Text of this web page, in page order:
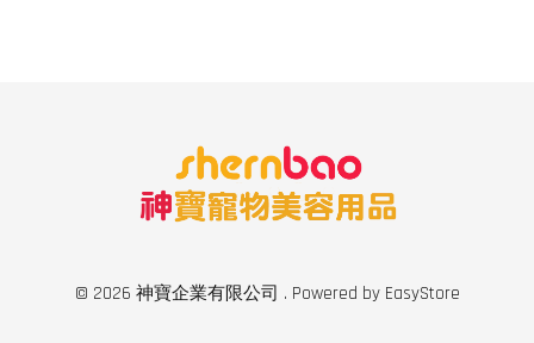
© 2026 神寶企業有限公司 . Powered by EasyStore